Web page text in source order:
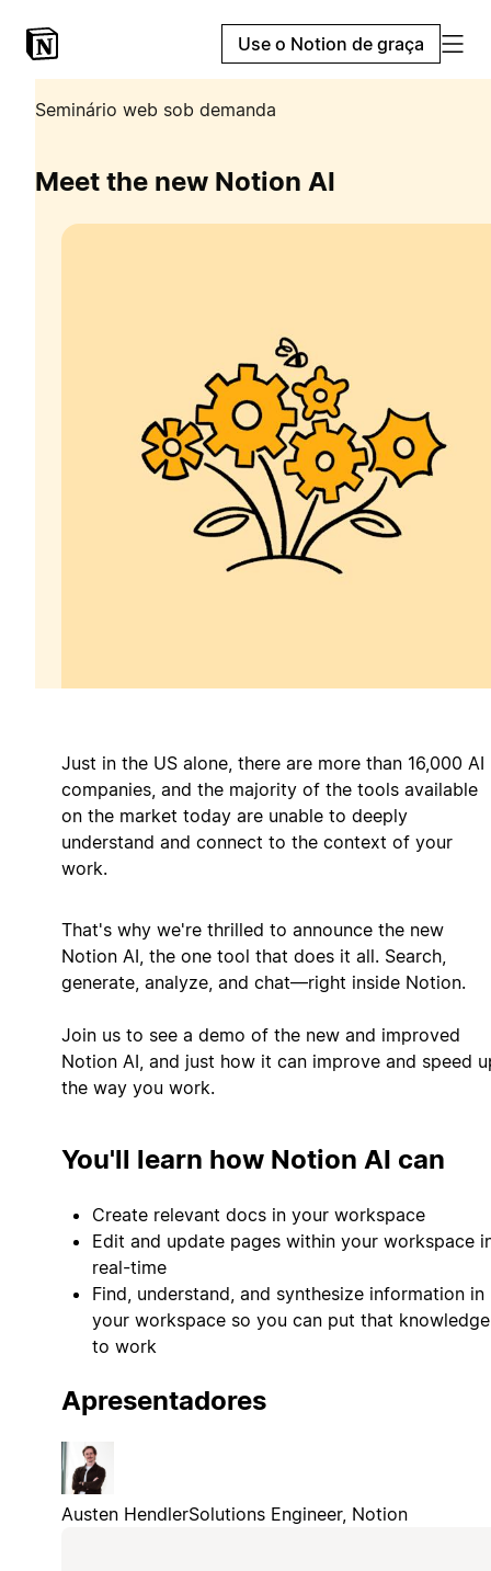
Use o Notion de graça
Seminário web sob demanda
Meet the new Notion AI
Just in the US alone, there are more than 16,000 AI
companies, and the majority of the tools available
on the market today are unable to deeply
understand and connect to the context of your
work.
That's why we're thrilled to announce the new
Notion AI, the one tool that does it all. Search,
generate, analyze, and chat—right inside Notion.
Join us to see a demo of the new and improved
Notion AI, and just how it can improve and speed
the way you work.
You'll learn how Notion AI can
Create relevant docs in your workspace
Edit and update pages within your workspace
real-time
Find, understand, and synthesize information in
your workspace so you can put that knowledge
to work
Apresentadores
Austen HendlerSolutions Engineer, Notion